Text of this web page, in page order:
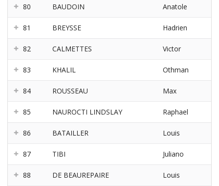
80 BAUDOIN Anatole
81 BREYSSE Hadrien
82 CALMETTES Victor
83 KHALIL Othman
84 ROUSSEAU Max
85 NAUROCTI LINDSLAY Raphael
86 BATAILLER Louis
87 TIBI Juliano
88 DE BEAUREPAIRE Louis